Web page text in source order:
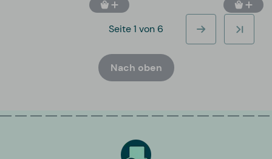
Seite 1 von 6
Nach oben